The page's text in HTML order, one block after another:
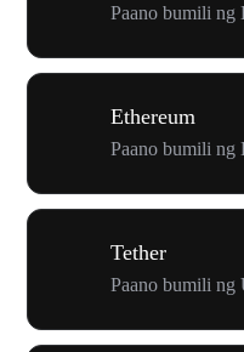
Paano bumili ng
Ethereum
Paano bumili ng
Tether
Paano bumili ng